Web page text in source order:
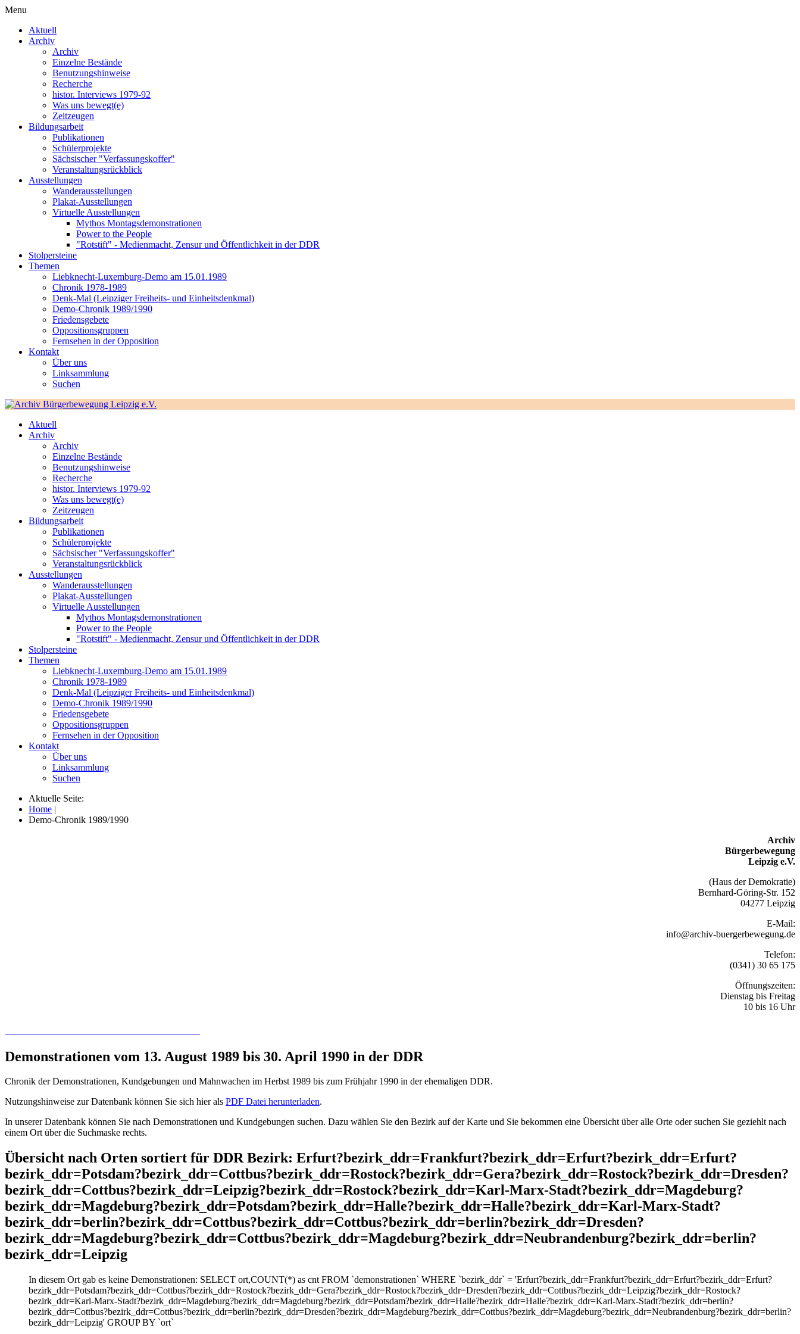
Menu
Aktuell
Archiv
Archiv
Einzelne Bestände
Benutzungshinweise
Recherche
histor. Interviews 1979-92
Was uns bewegt(e)
Zeitzeugen
Bildungsarbeit
Publikationen
Schülerprojekte
Sächsischer "Verfassungskoffer"
Veranstaltungsrückblick
Ausstellungen
Wanderausstellungen
Plakat-Ausstellungen
Virtuelle Ausstellungen
Mythos Montagsdemonstrationen
Power to the People
"Rotstift" - Medienmacht, Zensur und Öffentlichkeit in der DDR
Stolpersteine
Themen
Liebknecht-Luxemburg-Demo am 15.01.1989
Chronik 1978-1989
Denk-Mal (Leipziger Freiheits- und Einheitsdenkmal)
Demo-Chronik 1989/1990
Friedensgebete
Oppositionsgruppen
Fernsehen in der Opposition
Kontakt
Über uns
Linksammlung
Suchen
Aktuell
Archiv
Archiv
Einzelne Bestände
Benutzungshinweise
Recherche
histor. Interviews 1979-92
Was uns bewegt(e)
Zeitzeugen
Bildungsarbeit
Publikationen
Schülerprojekte
Sächsischer "Verfassungskoffer"
Veranstaltungsrückblick
Ausstellungen
Wanderausstellungen
Plakat-Ausstellungen
Virtuelle Ausstellungen
Mythos Montagsdemonstrationen
Power to the People
"Rotstift" - Medienmacht, Zensur und Öffentlichkeit in der DDR
Stolpersteine
Themen
Liebknecht-Luxemburg-Demo am 15.01.1989
Chronik 1978-1989
Denk-Mal (Leipziger Freiheits- und Einheitsdenkmal)
Demo-Chronik 1989/1990
Friedensgebete
Oppositionsgruppen
Fernsehen in der Opposition
Kontakt
Über uns
Linksammlung
Suchen
Aktuelle Seite:
Home |
Demo-Chronik 1989/1990
Archiv
Bürgerbewegung
Leipzig e.V.
(Haus der Demokratie)
Bernhard-Göring-Str. 152
04277 Leipzig
E-Mail:
info@archiv-buergerbewegung.de
Telefon:
(0341) 30 65 175
Öffnungszeiten:
Dienstag bis Freitag
10 bis 16 Uhr
Demonstrationen vom 13. August 1989 bis 30. April 1990 in der DDR
Chronik der Demonstrationen, Kundgebungen und Mahnwachen im Herbst 1989 bis zum Frühjahr 1990 in der ehemaligen DDR.
Nutzungshinweise zur Datenbank können Sie sich hier als PDF Datei herunterladen.
In unserer Datenbank können Sie nach Demonstrationen und Kundgebungen suchen. Dazu wählen Sie den Bezirk auf der Karte und Sie bekommen eine Übersicht über alle Orte oder suchen Sie geziehlt nach
einem Ort über die Suchmaske rechts.
Übersicht nach Orten sortiert für DDR Bezirk: Erfurt?bezirk_ddr=Frankfurt?bezirk_ddr=Erfurt?bezirk_ddr=Erfurt?
bezirk_ddr=Potsdam?bezirk_ddr=Cottbus?bezirk_ddr=Rostock?bezirk_ddr=Gera?bezirk_ddr=Rostock?bezirk_ddr=Dresden?
bezirk_ddr=Cottbus?bezirk_ddr=Leipzig?bezirk_ddr=Rostock?bezirk_ddr=Karl-Marx-Stadt?bezirk_ddr=Magdeburg?
bezirk_ddr=Magdeburg?bezirk_ddr=Potsdam?bezirk_ddr=Halle?bezirk_ddr=Halle?bezirk_ddr=Karl-Marx-Stadt?
bezirk_ddr=berlin?bezirk_ddr=Cottbus?bezirk_ddr=Cottbus?bezirk_ddr=berlin?bezirk_ddr=Dresden?
bezirk_ddr=Magdeburg?bezirk_ddr=Cottbus?bezirk_ddr=Magdeburg?bezirk_ddr=Neubrandenburg?bezirk_ddr=berlin?
bezirk_ddr=Leipzig
In diesem Ort gab es keine Demonstrationen: SELECT ort,COUNT(*) as cnt FROM `demonstrationen` WHERE `bezirk_ddr` = 'Erfurt?bezirk_ddr=Frankfurt?bezirk_ddr=Erfurt?bezirk_ddr=Erfurt?
bezirk_ddr=Potsdam?bezirk_ddr=Cottbus?bezirk_ddr=Rostock?bezirk_ddr=Gera?bezirk_ddr=Rostock?bezirk_ddr=Dresden?bezirk_ddr=Cottbus?bezirk_ddr=Leipzig?bezirk_ddr=Rostock?
bezirk_ddr=Karl-Marx-Stadt?bezirk_ddr=Magdeburg?bezirk_ddr=Magdeburg?bezirk_ddr=Potsdam?bezirk_ddr=Halle?bezirk_ddr=Halle?bezirk_ddr=Karl-Marx-Stadt?bezirk_ddr=berlin?
bezirk_ddr=Cottbus?bezirk_ddr=Cottbus?bezirk_ddr=berlin?bezirk_ddr=Dresden?bezirk_ddr=Magdeburg?bezirk_ddr=Cottbus?bezirk_ddr=Magdeburg?bezirk_ddr=Neubrandenburg?bezirk_ddr=berlin?
bezirk_ddr=Leipzig' GROUP BY `ort`